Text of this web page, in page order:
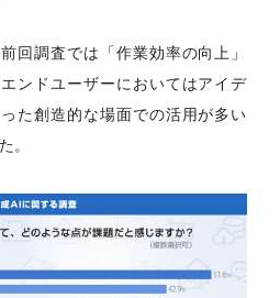
回調査では「作業効率の向上」
ンドユーザーにおいてはアイデ
た創造的な場面での活用が多い
。